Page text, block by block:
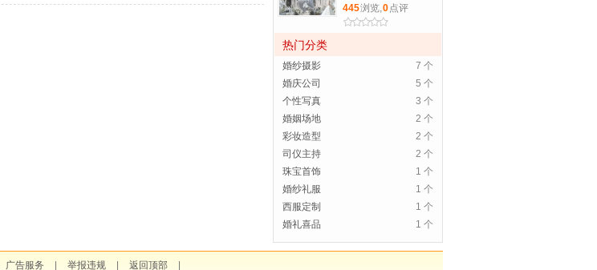
445浏览, 0 点评
热门分类
7 个
婚纱摄影
5 个
婚庆公司
3 个
个性写真
2 个
婚姻场地
2 个
彩妆造型
2 个
司仪主持
1 个
珠宝首饰
1 个
婚纱礼服
1 个
西服定制
1 个
婚礼喜品
广告服务 | 举报违规 | 返回顶部 |